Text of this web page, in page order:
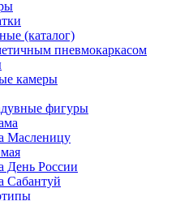
(каталог)
пневмокаркасом
камеры
фигуры
Масленицу
День России
Сабантуй